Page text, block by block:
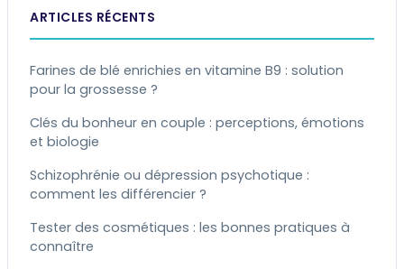
ARTICLES RÉCENTS
Farines de blé enrichies en vitamine B9 : solution
pour la grossesse ?
Clés du bonheur en couple : perceptions, émotions
et biologie
Schizophrénie ou dépression psychotique :
comment les différencier ?
Tester des cosmétiques : les bonnes pratiques à
connaître